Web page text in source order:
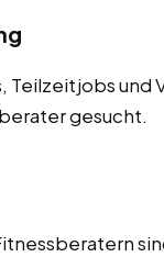
Teilzeitjobs
gesucht.